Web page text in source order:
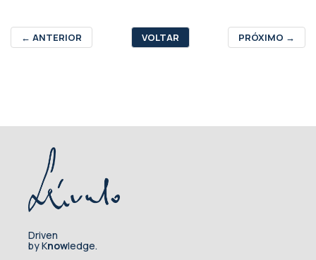
← ANTERIOR VOLTAR PRÓXIMO →
Driven
by Knowledge.